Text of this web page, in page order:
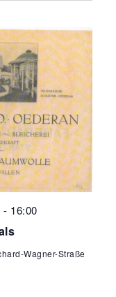
- 16:00
Wagner-Straße